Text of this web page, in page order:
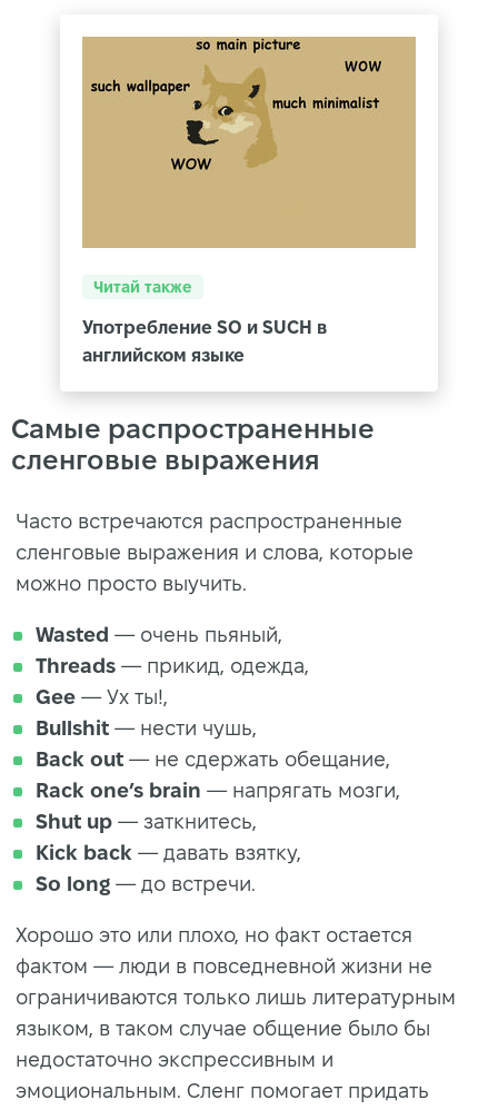
Читай также
Употребление SO и SUCH в
английском языке
Самые распространенные
сленговые выражения
Часто встречаются распространенные
сленговые выражения и слова, которые
можно просто выучить.
Wasted — очень пьяный,
Threads — прикид, одежда,
Gee — Ух ты!,
Bullshit — нести чушь,
Back out — не сдержать обещание,
Rack one’s brain — напрягать мозги,
Shut up — заткнитесь,
Kick back — давать взятку,
So long — до встречи.
Хорошо это или плохо, но факт остается
фактом — люди в повседневной жизни не
ограничиваются только лишь литературным
языком, в таком случае общение было бы
недостаточно экспрессивным и
эмоциональным. Сленг помогает придать